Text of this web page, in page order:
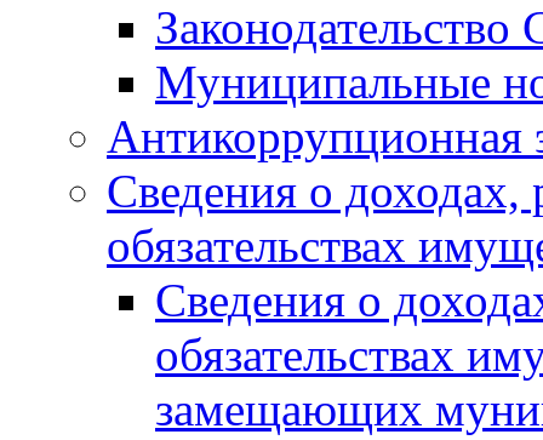
Законодательство
Муниципальные
Антикоррупционная
Сведения о доходах,
обязательствах
Сведения о
обязательствах
замещающих